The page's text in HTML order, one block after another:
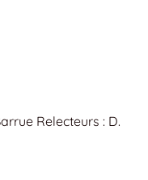
Relecteurs : D.